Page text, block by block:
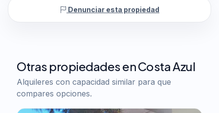
Denunciar esta propiedad
Otras propiedades en Costa Azul
Alquileres con capacidad similar para que
compares opciones.